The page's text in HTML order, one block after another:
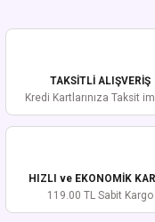
Ürün resmi kalitesiz,
Ürün fiyatı diğer
Bu ürüne benzer farklı
TAKSİTLİ ALIŞVERİŞ
Kredi Kartlarınıza Taksit
HIZLI ve EKONOMİK
119.00 TL Sabit Kargo